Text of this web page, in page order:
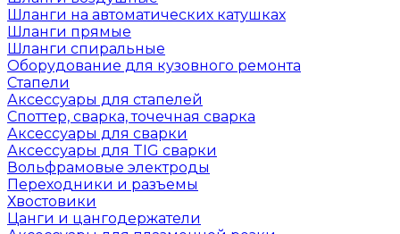
Шланги на автоматических катушках
Шланги прямые
Шланги спиральные
Оборудование для кузовного ремонта
Стапели
Аксессуары для стапелей
Споттер, сварка, точечная сварка
Аксессуары для сварки
Аксессуары для TIG сварки
Вольфрамовые электроды
Переходники и разъемы
Хвостовики
Цанги и цангодержатели